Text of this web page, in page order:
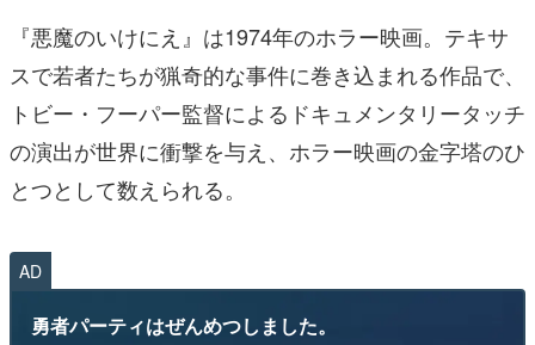
『悪魔のいけにえ』は1974年のホラー映画。テキサ
スで若者たちが猟奇的な事件に巻き込まれる作品で、
トビー・フーパー監督によるドキュメンタリータッチ
の演出が世界に衝撃を与え、ホラー映画の金字塔のひ
とつとして数えられる。
AD
勇者パーティはぜんめつしました。